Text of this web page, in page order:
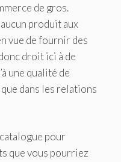
de gros.
produit aux
vue de fournir des
droit ici à de
une qualité de
dans les relations
pour
que vous pourriez